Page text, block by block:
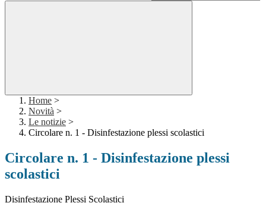
Home >
Novità >
Le notizie >
Circolare n. 1 - Disinfestazione plessi scolastici
Circolare n. 1 - Disinfestazione plessi
scolastici
Disinfestazione Plessi Scolastici